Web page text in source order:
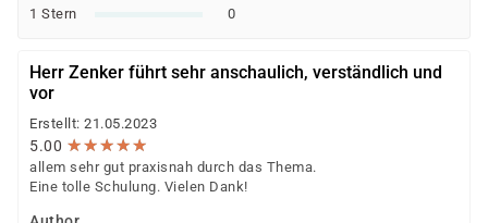
1 Stern
0
Herr Zenker führt sehr anschaulich, verständlich und
vor
Erstellt: 21.05.2023
5.00 ★★★★★
★★★★★
allem sehr gut praxisnah durch das Thema.
Eine tolle Schulung. Vielen Dank!